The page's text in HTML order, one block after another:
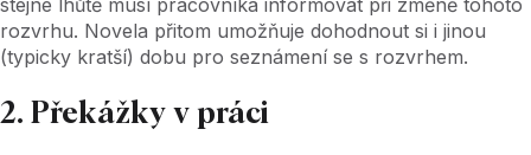
rozvrhu. Novela přitom umožňuje dohodnout si i jinou
(typicky kratší) dobu pro seznámení se s rozvrhem.
2. Překážky v práci